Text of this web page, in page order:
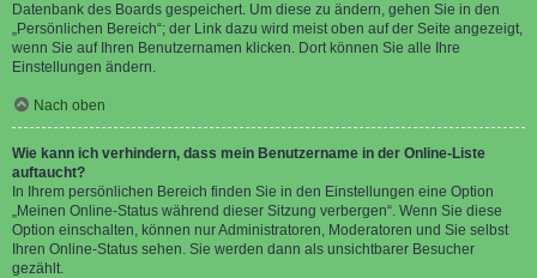
Datenbank des Boards gespeichert. Um diese zu ändern, gehen Sie in den
„Persönlichen Bereich“; der Link dazu wird meist oben auf der Seite angezeigt,
wenn Sie auf Ihren Benutzernamen klicken. Dort können Sie alle Ihre
Einstellungen ändern.
Nach oben
Wie kann ich verhindern, dass mein Benutzername in der Online-Liste
auftaucht?
In Ihrem persönlichen Bereich finden Sie in den Einstellungen eine Option
„Meinen Online-Status während dieser Sitzung verbergen“. Wenn Sie diese
Option einschalten, können nur Administratoren, Moderatoren und Sie selbst
Ihren Online-Status sehen. Sie werden dann als unsichtbarer Besucher
gezählt.